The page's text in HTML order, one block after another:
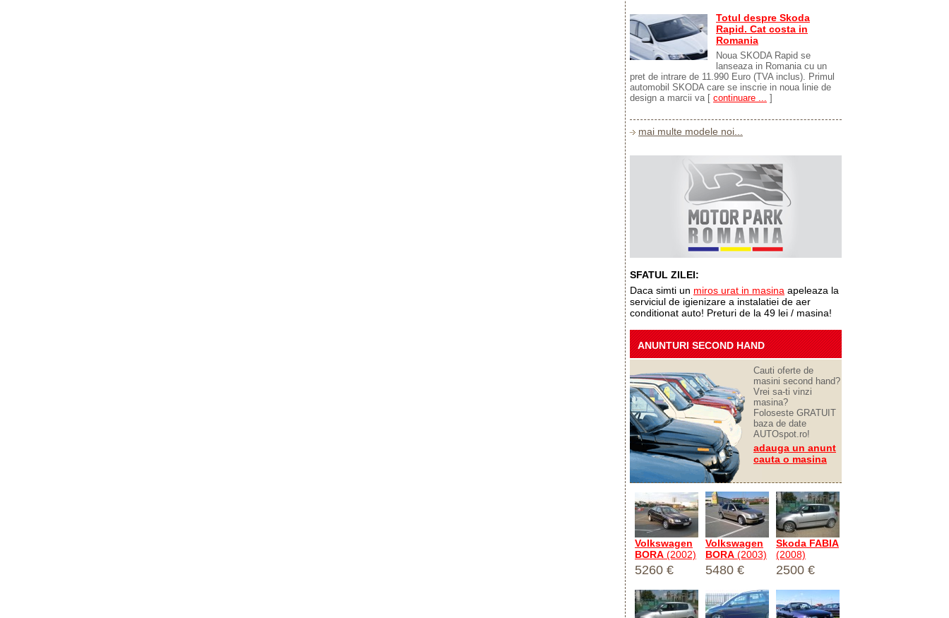
Totul despre Skoda
Rapid. Cat costa in
Romania
Noua SKODA Rapid se
lanseaza in Romania cu un
pret de intrare de 11.990 Euro (TVA inclus). Primul
automobil SKODA care se inscrie in noua linie de
design a marcii va [ continuare ... ]
mai multe modele noi...
SFATUL ZILEI:
Daca simti un miros urat in masina apeleaza la
serviciul de igienizare a instalatiei de aer
conditionat auto! Preturi de la 49 lei / masina!
ANUNTURI SECOND HAND
Cauti oferte de
masini second hand?
Vrei sa-ti vinzi
masina?
Foloseste GRATUIT
baza de date
AUTOspot.ro!
adauga un anunt
cauta o masina
Volkswagen
BORA (2002)
5260 €
Volkswagen
BORA (2003)
5480 €
Skoda FABIA
(2008)
2500 €